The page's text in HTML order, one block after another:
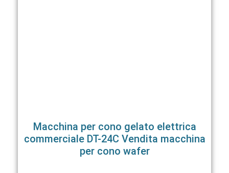
Macchina per cono gelato elettrica
commerciale DT-24C Vendita macchina
per cono wafer